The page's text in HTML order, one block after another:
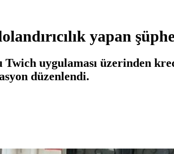
yapan
Twich uygulaması üzerinden
düzenlendi.